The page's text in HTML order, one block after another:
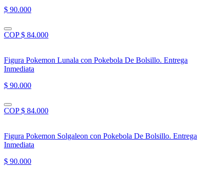
$ 90.000
COP $ 84.000
Figura Pokemon Lunala con Pokebola De Bolsillo. Entrega
Inmediata
$ 90.000
COP $ 84.000
Figura Pokemon Solgaleon con Pokebola De Bolsillo. Entrega
Inmediata
$ 90.000